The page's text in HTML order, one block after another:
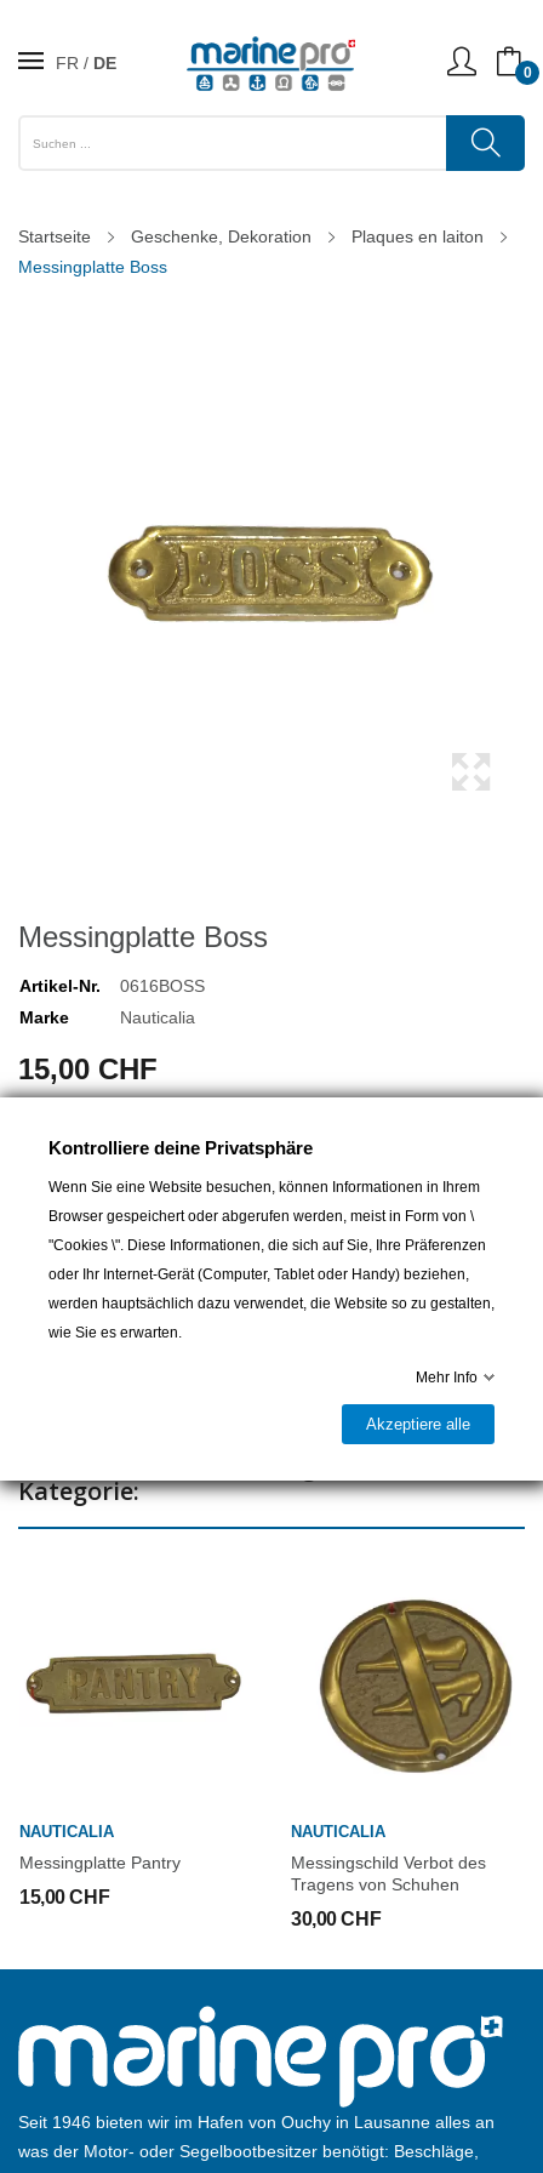
FR DE 0
Startseite Geschenke, Dekoration
Plaques en laiton
Messingplatte Boss
Messingplatte Boss
Artikel-Nr.
0616BOSS
Marke
Nauticalia
15,00 CHF
In den Warenkorb
Lieferbar und im Laden erhältlich
Teilen
Kategorie:
NAUTICALIA
Messingplatte Pantry
15,00 CHF
NAUTICALIA
Messingschild Verbot des
Tragens von Schuhen
30,00 CHF
Seit 1946 bieten wir im Hafen von Ouchy in Lausanne alles an
was der Motor- oder Segelbootbesitzer benötigt: Beschläge,
Kontrolliere deine Privatsphäre
Wenn Sie eine Website besuchen, können Informationen in Ihrem
Browser gespeichert oder abgerufen werden, meist in Form von \
"Cookies \". Diese Informationen, die sich auf Sie, Ihre Präferenzen
oder Ihr Internet-Gerät (Computer, Tablet oder Handy) beziehen,
werden hauptsächlich dazu verwendet, die Website so zu gestalten,
wie Sie es erwarten.
Mehr Info
Akzeptiere alle